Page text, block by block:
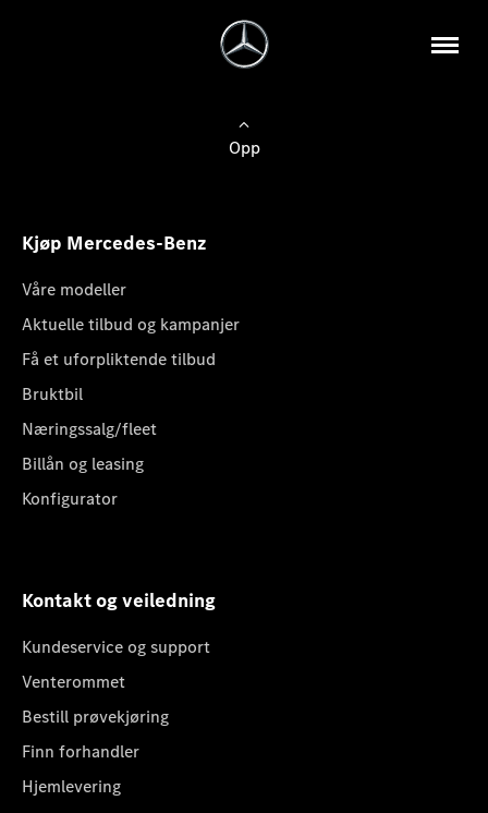
Opp
Kjøp Mercedes-Benz
Våre modeller
Aktuelle tilbud og kampanjer
Få et uforpliktende tilbud
Bruktbil
Næringssalg/fleet
Billån og leasing
Konfigurator
Kontakt og veiledning
Kundeservice og support
Venterommet
Bestill prøvekjøring
Finn forhandler
Hjemlevering